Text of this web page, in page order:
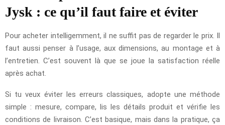
Jysk : ce qu’il faut faire et éviter
Pour acheter intelligemment, il ne suffit pas de regarder le prix. Il
faut aussi penser à l’usage, aux dimensions, au montage et à
l’entretien. C’est souvent là que se joue la satisfaction réelle
après achat.
Si tu veux éviter les erreurs classiques, adopte une méthode
simple : mesure, compare, lis les détails produit et vérifie les
conditions de livraison. C’est basique, mais dans la pratique, ça